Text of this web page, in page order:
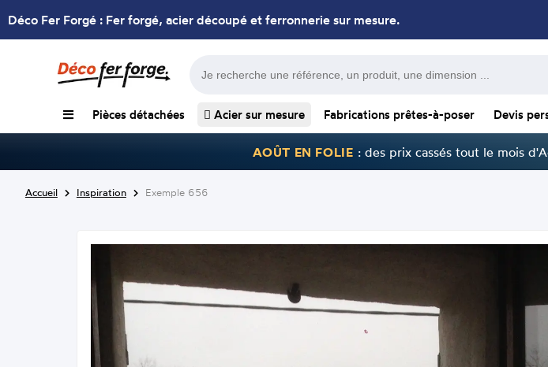
Déco Fer Forgé : Fer forgé, acier découpé et ferronnerie sur mesure.
Pièces détachées Acier sur mesure Fabrications prêtes-à-poser Devis
AOÛT EN FOLIE : des prix cassés tout le mois
Accueil Inspiration Exemple 656